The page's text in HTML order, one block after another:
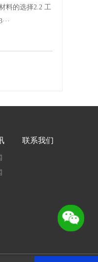
料的选择2.2 工
联系我们